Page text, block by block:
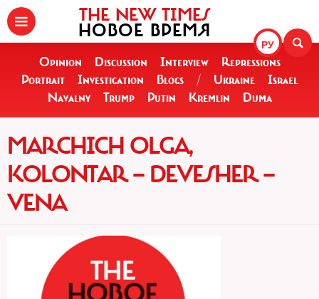
РУ
THE NEW TIMES
НОВОЕ ВРЕМЯ
Opinion Discussion Interview
Repressions
Portrait
Investigation Blogs / Ukraine
Israel
Navalny
Trump Putin Kremlin Duma
MARCHICH OLGA,
KOLONTAR — DEVESHER —
VENA